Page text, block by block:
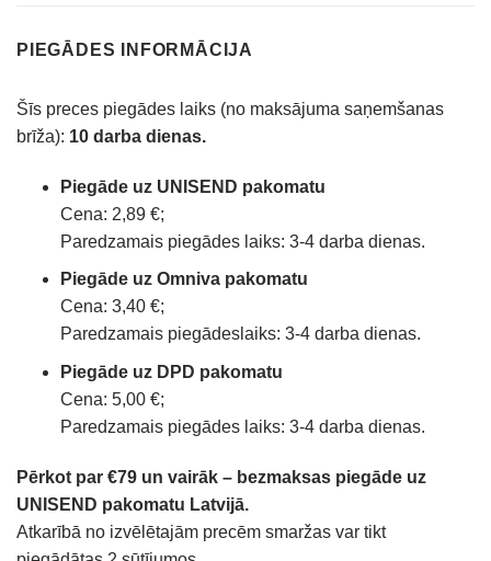
PIEGĀDES INFORMĀCIJA
Šīs preces piegādes laiks (no maksājuma saņemšanas
brīža): 10 darba dienas.
Piegāde uz UNISEND pakomatu
Cena: 2,89 €;
Paredzamais piegādes laiks: 3-4 darba dienas.
Piegāde uz Omniva pakomatu
Cena: 3,40 €;
Paredzamais piegādeslaiks: 3-4 darba dienas.
Piegāde uz DPD pakomatu
Cena: 5,00 €;
Paredzamais piegādes laiks: 3-4 darba dienas.
Pērkot par €79 un vairāk – bezmaksas piegāde uz
UNISEND pakomatu Latvijā.
Atkarībā no izvēlētajām precēm smaržas var tikt